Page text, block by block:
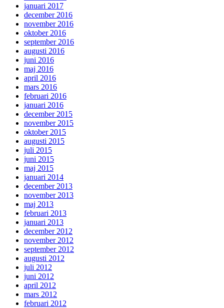
januari 2017
december 2016
november 2016
oktober 2016
september 2016
augusti 2016
juni 2016
maj 2016
april 2016
mars 2016
februari 2016
januari 2016
december 2015
november 2015
oktober 2015
augusti 2015
juli 2015
juni 2015
maj 2015
januari 2014
december 2013
november 2013
maj 2013
februari 2013
januari 2013
december 2012
november 2012
september 2012
augusti 2012
juli 2012
juni 2012
april 2012
mars 2012
februari 2012